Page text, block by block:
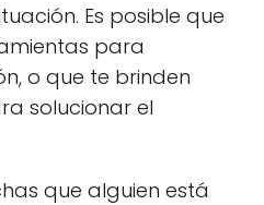
Es posible que
para
o que te brinden
solucionar el
que alguien está